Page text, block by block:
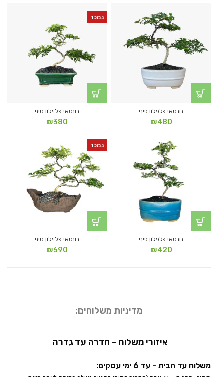
בונסאי פלפלון סיני
₪480
נמכר
בונסאי פלפלון סיני
₪380
בונסאי פלפלון סיני
₪420
נמכר
בונסאי פלפלון סיני
₪690
מדיניות משלוחים:
איזורי משלוח - חדרה עד גדרה
משלוח עד הבית - עד 6 ימי עסקים: